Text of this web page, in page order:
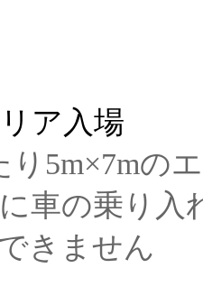
ア入場
り5m×7mの
車の乗り入
きません